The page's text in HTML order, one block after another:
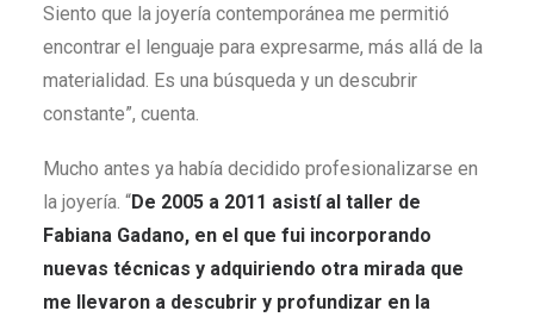
Siento que la joyería contemporánea me permitió
encontrar el lenguaje para expresarme, más allá de la
materialidad. Es una búsqueda y un descubrir
constante”, cuenta.
Mucho antes ya había decidido profesionalizarse en
la joyería. “De 2005 a 2011 asistí al taller de
Fabiana Gadano, en el que fui incorporando
nuevas técnicas y adquiriendo otra mirada que
me llevaron a descubrir y profundizar en la